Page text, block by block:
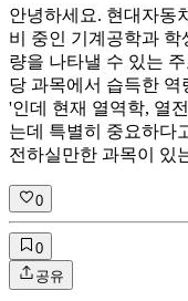
안녕하세요. 현대자동
비 중인 기계공학과 학
량을 나타낼 수 있는
당 과목에서 습득한
'인데 현재 열역학, 열
는데 특별히 중요하다
전하실만한 과목이 있
0
0
공유